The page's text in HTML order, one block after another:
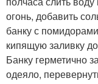
огонь, добавить
банку с
кипящую заливку
Банку герметично
одеяло,